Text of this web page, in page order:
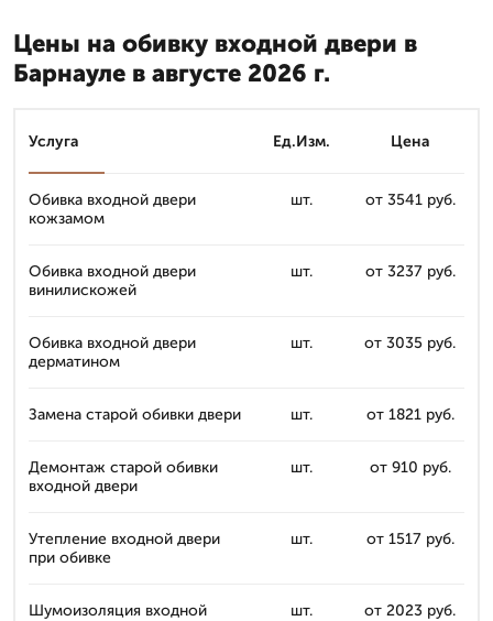
Цены на обивку входной двери в
Барнауле в августе 2026 г.
Услуга Ед.Изм. Цена
Обивка входной двери
кожзамом
шт. от 3541 руб.
Обивка входной двери
винилискожей
шт. от 3237 руб.
Обивка входной двери
дерматином
шт. от 3035 руб.
Замена старой обивки двери шт. от 1821 руб.
Демонтаж старой обивки
входной двери
шт. от 910 руб.
Утепление входной двери
при обивке
шт. от 1517 руб.
Шумоизоляция входной
шт. от 2023 руб.